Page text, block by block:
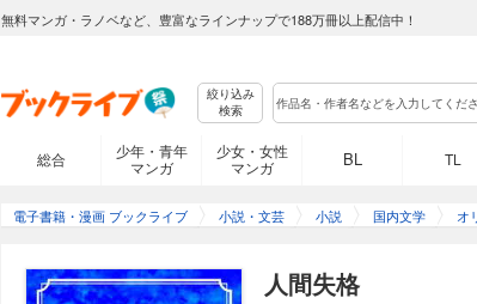
無料マンガ・ラノベなど、豊富なラインナップで188万冊以上配信中！
絞り込み
検索
総合
少年・青年
マンガ
少女・女性
マンガ
BL TL
電子書籍・漫画 ブックライブ 小説・文芸 小説 国内文学 オ
人間失格